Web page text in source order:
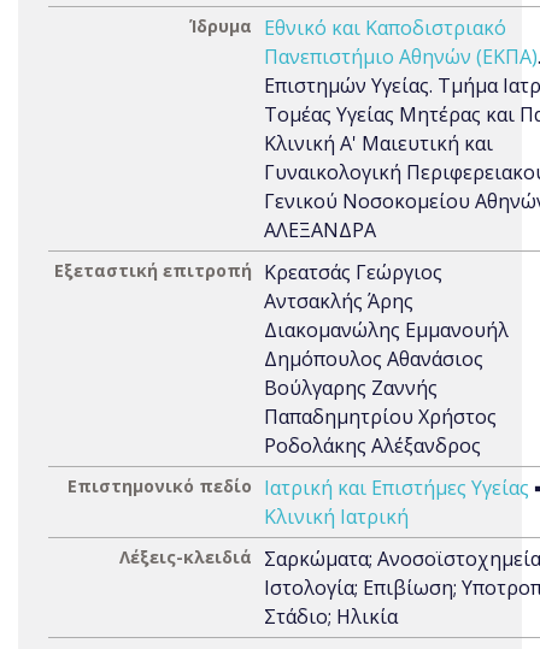
Ίδρυμα
Εθνικό και Καποδιστριακό
Πανεπιστήμιο Αθηνών (ΕΚΠΑ)
Επιστημών Υγείας. Τμήμα
Τομέας Υγείας Μητέρας και
Κλινική Α' Μαιευτική και
Γυναικολογική
Γενικού Νοσοκομείου
ΑΛΕΞΑΝΔΡΑ
Εξεταστική επιτροπή
Κρεατσάς Γεώργιος
Αντσακλής Άρης
Διακομανώλης Εμμανουήλ
Δημόπουλος Αθανάσιος
Βούλγαρης Ζαννής
Παπαδημητρίου Χρήστος
Ροδολάκης Αλέξανδρος
Επιστημονικό πεδίο Ιατρική και Επιστήμες Υγείας
Κλινική Ιατρική
Λέξεις-κλειδιά
Σαρκώματα;
Ιστολογία; Επιβίωση;
Στάδιο; Ηλικία